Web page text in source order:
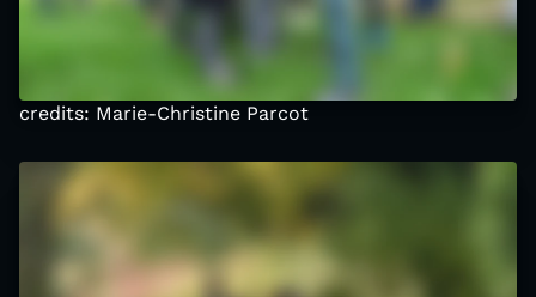
credits: Marie-Christine Parcot